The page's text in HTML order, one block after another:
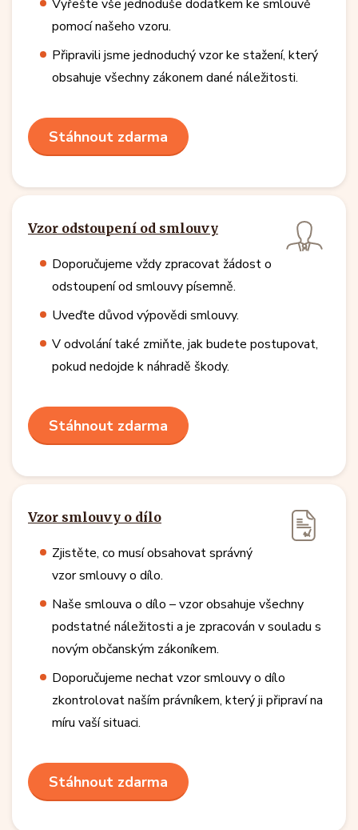
Vyřešte vše jednoduše dodatkem ke smlouvě
pomocí našeho vzoru.
Připravili jsme jednoduchý vzor ke stažení, který
obsahuje všechny zákonem dané náležitosti.
Stáhnout zdarma
Vzor odstoupení od smlouvy
Doporučujeme vždy zpracovat žádost o
odstoupení od smlouvy písemně.
Uveďte důvod výpovědi smlouvy.
V odvolání také zmiňte, jak budete postupovat,
pokud nedojde k náhradě škody.
Stáhnout zdarma
Vzor smlouvy o dílo
Zjistěte, co musí obsahovat správný
vzor smlouvy o dílo.
Naše smlouva o dílo – vzor obsahuje všechny
podstatné náležitosti a je zpracován v souladu s
novým občanským zákoníkem.
Doporučujeme nechat vzor smlouvy o dílo
zkontrolovat naším právníkem, který ji připraví na
míru vaší situaci.
Stáhnout zdarma